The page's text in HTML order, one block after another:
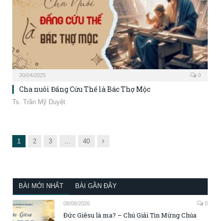
30/04/2025 0
Cha nuôi Đấng Cứu Thế là Bác Thợ Mộc
Ts. Trần Mỹ Duyệt
1 2 3 40 Next
BÀI MỚI NHẤT BÀI GẦN ĐÂY
08/08/2026 0
Đức Giêsu là ma? – Chú Giải Tin Mừng Chúa